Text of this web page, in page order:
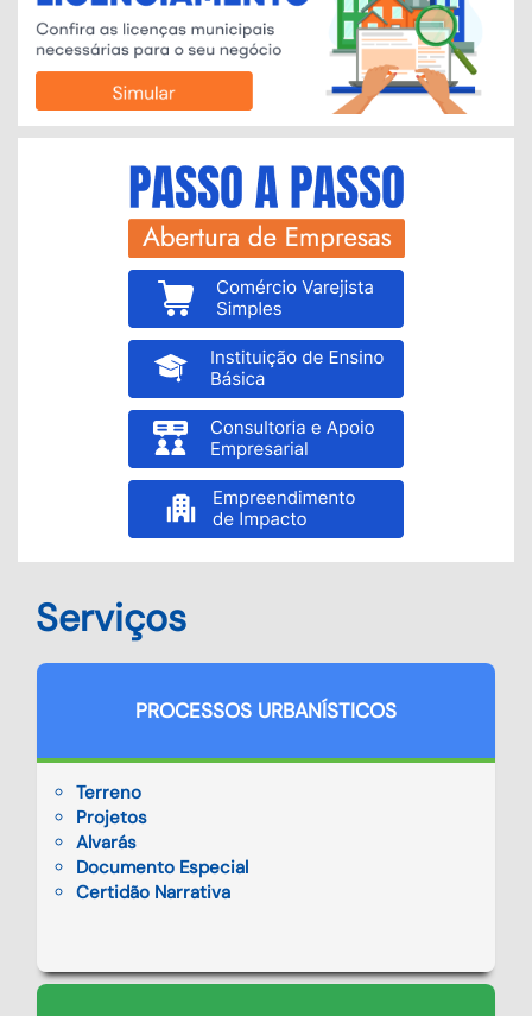
Serviços
PROCESSOS URBANÍSTICOS
Terreno
Projetos
Alvarás
Documento Especial
Certidão Narrativa